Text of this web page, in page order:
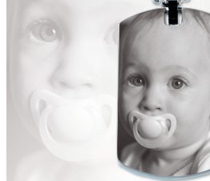
Romantic Collection
Zásnubné prstne z kolekcie